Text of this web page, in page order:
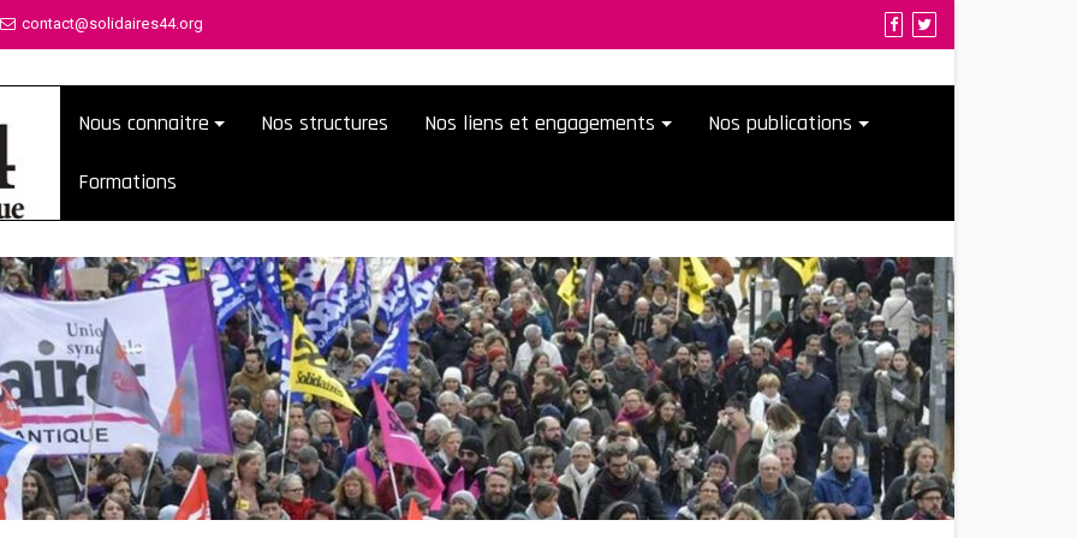
contact@solidaires44.org
Nous connaitre Nos structures Nos liens et engagements Nos publications
Formations